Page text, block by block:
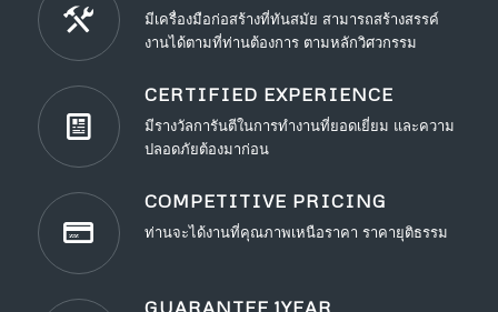
มีเครื่องมือก่อสร้างที่ทันสมัย สามารถสร้างสรรค์
งานได้ตามที่ท่านต้องการ ตามหลักวิศวกรรม
CERTIFIED EXPERIENCE
มีรางวัลการันตีในการทำงานที่ยอดเยี่ยม และความ
ปลอดภัยต้องมาก่อน
COMPETITIVE PRICING
ท่านจะได้งานที่คุณภาพเหนือราคา ราคายุติธรรม